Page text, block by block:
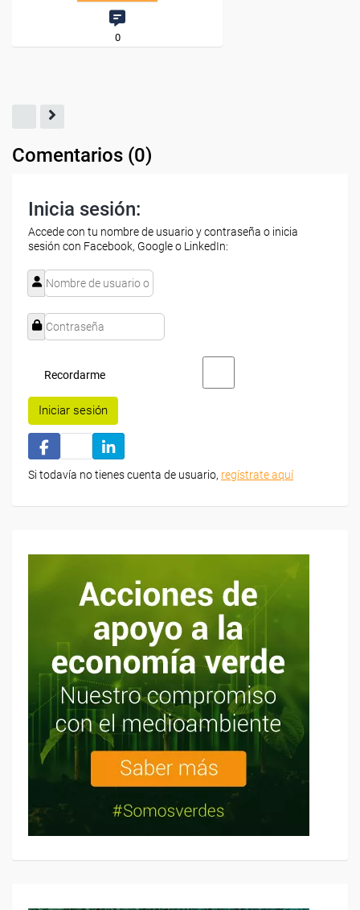
0
Comentarios (0)
Inicia sesión:
Accede con tu nombre de usuario y contraseña o inicia
sesión con Facebook, Google o LinkedIn:
Recordarme
Iniciar sesión
Si todavía no tienes cuenta de usuario, regístrate aquí